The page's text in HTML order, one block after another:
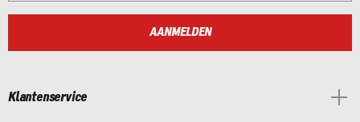
AANMELDEN
Klantenservice